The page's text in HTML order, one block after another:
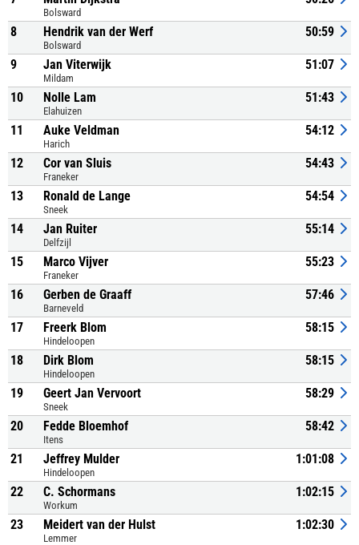
Bolsward
8 Hendrik van der Werf
Bolsward
50:59
9 Jan Viterwijk
Mildam
51:07
10 Nolle Lam
Elahuizen
51:43
11 Auke Veldman
Harich
54:12
12 Cor van Sluis
Franeker
54:43
13 Ronald de Lange
Sneek
54:54
14 Jan Ruiter
Delfzijl
55:14
15 Marco Vijver
Franeker
55:23
16 Gerben de Graaff
Barneveld
57:46
17 Freerk Blom
Hindeloopen
58:15
18 Dirk Blom
Hindeloopen
58:15
19 Geert Jan Vervoort
Sneek
58:29
20 Fedde Bloemhof
Itens
58:42
21 Jeffrey Mulder
Hindeloopen
1:01:08
22 C. Schormans
Workum
1:02:15
23 Meidert van der Hulst
Lemmer
1:02:30